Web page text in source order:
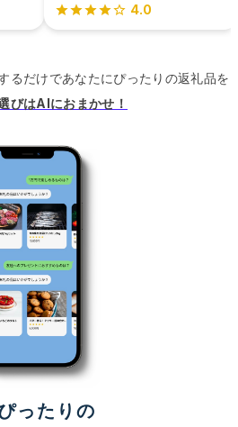
4.0
るだけであなたにぴったりの返礼品を
びはAIにおまかせ！
ったりの